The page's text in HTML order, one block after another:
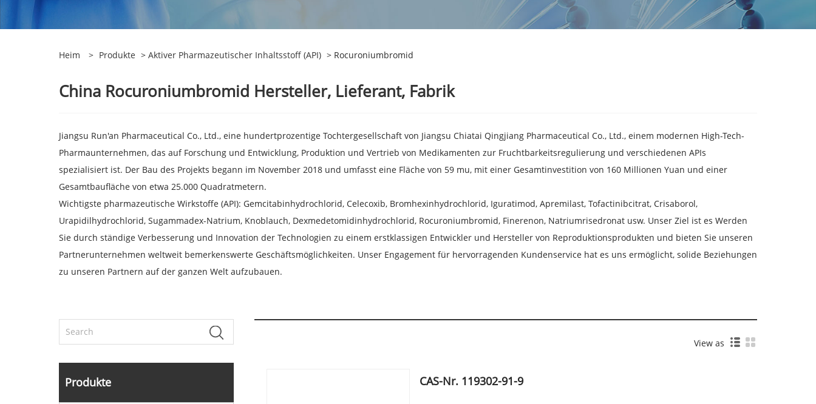
Heim > Produkte > Aktiver Pharmazeutischer Inhaltsstoff (API) > Rocuroniumbromid
China Rocuroniumbromid Hersteller, Lieferant, Fabrik
Jiangsu Run'an Pharmaceutical Co., Ltd., eine hundertprozentige Tochtergesellschaft von Jiangsu Chiatai Qingjiang Pharmaceutical Co., Ltd., einem modernen High-Tech-
Pharmaunternehmen, das auf Forschung und Entwicklung, Produktion und Vertrieb von Medikamenten zur Fruchtbarkeitsregulierung und verschiedenen APIs
spezialisiert ist. Der Bau des Projekts begann im November 2018 und umfasst eine Fläche von 59 mu, mit einer Gesamtinvestition von 160 Millionen Yuan und einer
Gesamtbaufläche von etwa 25.000 Quadratmetern.
Wichtigste pharmazeutische Wirkstoffe (API): Gemcitabinhydrochlorid, Celecoxib, Bromhexinhydrochlorid, Iguratimod, Apremilast, Tofactinibcitrat, Crisaborol,
Urapidilhydrochlorid, Sugammadex-Natrium, Knoblauch, Dexmedetomidinhydrochlorid, Rocuroniumbromid, Finerenon, Natriumrisedronat usw. Unser Ziel ist es Werden
Sie durch ständige Verbesserung und Innovation der Technologien zu einem erstklassigen Entwickler und Hersteller von Reproduktionsprodukten und bieten Sie unseren
Partnerunternehmen weltweit bemerkenswerte Geschäftsmöglichkeiten. Unser Engagement für hervorragenden Kundenservice hat es uns ermöglicht, solide Beziehungen
zu unseren Partnern auf der ganzen Welt aufzubauen.
Produkte
View as
CAS-Nr. 119302-91-9